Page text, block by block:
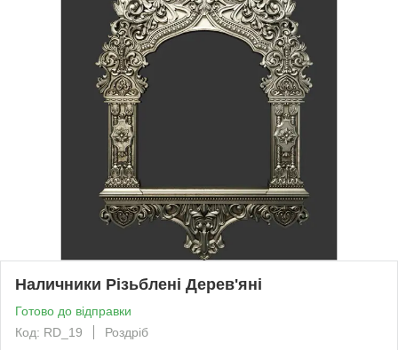
Наличники Різьблені Дерев'яні
Готово до відправки
Код: RD_19
Роздріб